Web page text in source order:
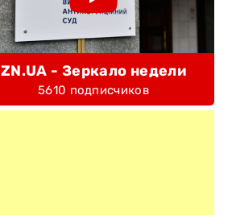
ZN.UA - Зеркало недели
5610 подписчиков